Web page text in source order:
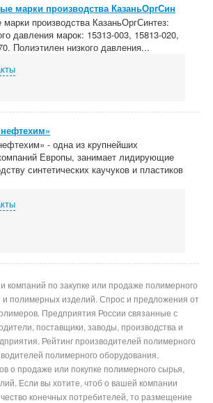
марки производства КазаньОргСин
производства КазаньОргСинтез:
давления марок: 15313-003, 15813-020,
Полиэтилен низкого давления...
- одна из крупнейших
Европы, занимает лидирующие
синтетических каучуков и пластиков
компаний по закупке или продаже полимерного
и полимерных изделий. Спрос и предложения от
Предприятия России связанные с
поставщики, заводы, производства и
Рейтинг производителей полимерного
полимерного оборудования.
о продаже или покупке полимерного сырья,
Если вы хотите, чтоб о вашей компании
конечных потребителей, то размещение